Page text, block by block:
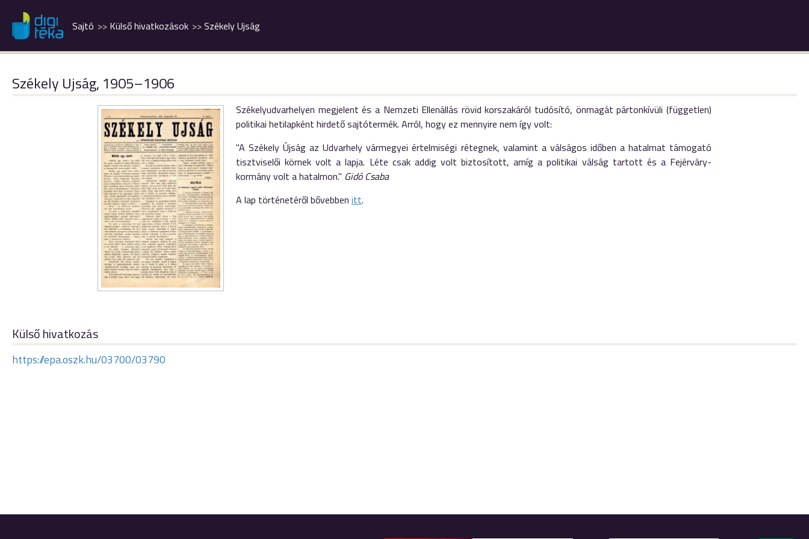
Székely Ujság
Külső hivatkozások
Sajtó
Székely Ujság, 1905–1906
Székelyudvarhelyen megjelent és a Nemzeti Ellenállás rövid korszakáról tudósító, önmagát pártonkívüli (független)
politikai hetilapként hirdető sajtótermék. Arról, hogy ez mennyire nem így volt:
"A Székely Újság az Udvarhely vármegyei értelmiségi rétegnek, valamint a válságos időben a hatalmat támogató
tisztviselői körnek volt a lapja. Léte csak addig volt biztosított, amíg a politikai válság tartott és a Fejérváry-
kormány volt a hatalmon." Gidó Csaba
A lap történetéről bővebben itt.
Külső hivatkozás
https://epa.oszk.hu/03700/03790